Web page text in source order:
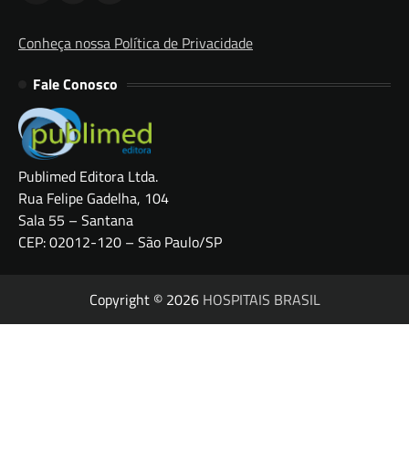
Conheça nossa Política de Privacidade
Fale Conosco
Publimed Editora Ltda.
Rua Felipe Gadelha, 104
Sala 55 – Santana
CEP: 02012-120 – São Paulo/SP
Copyright © 2026 HOSPITAIS BRASIL